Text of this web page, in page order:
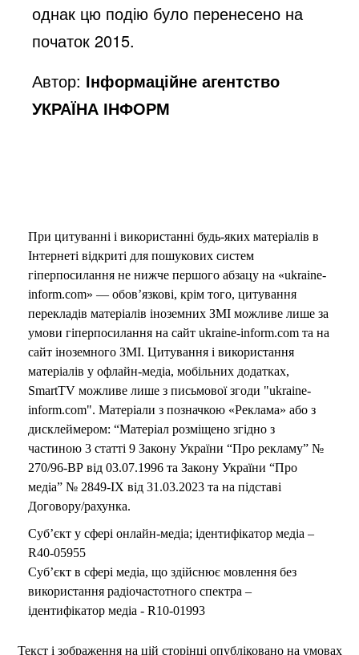
однак цю подію було перенесено на
початок 2015.
Автор: Інформаційне агентство
УКРАЇНА ІНФОРМ
При цитуванні і використанні будь-яких матеріалів в
Інтернеті відкриті для пошукових систем
гіперпосилання не нижче першого абзацу на «ukraine-
inform.com» — обов’язкові, крім того, цитування
перекладів матеріалів іноземних ЗМІ можливе лише за
умови гіперпосилання на сайт ukraine-inform.com та на
сайт іноземного ЗМІ. Цитування і використання
матеріалів у офлайн-медіа, мобільних додатках,
SmartTV можливе лише з письмової згоди "ukraine-
inform.com". Матеріали з позначкою «Реклама» або з
дисклеймером: “Матеріал розміщено згідно з
частиною 3 статті 9 Закону України “Про рекламу” №
270/96-ВР від 03.07.1996 та Закону України “Про
медіа” № 2849-IX від 31.03.2023 та на підставі
Договору/рахунка.
Суб’єкт у сфері онлайн-медіа; ідентифікатор медіа –
R40-05955
Суб’єкт в сфері медіа, що здійснює мовлення без
використання радіочастотного спектра –
ідентифікатор медіа - R10-01993
Текст і зображення на цій сторінці опубліковано на умовах